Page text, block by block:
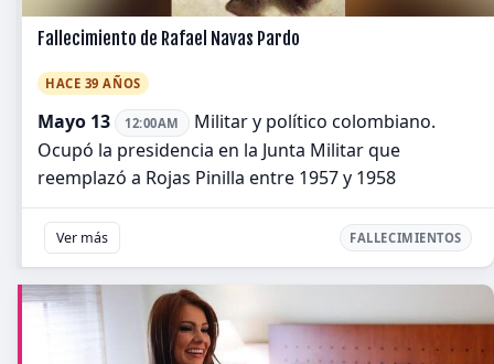
Fallecimiento de Rafael Navas Pardo
HACE 39 AÑOS
Mayo 13 12:00AM
Militar y político colombiano.
Ocupó la presidencia en la Junta Militar que
reemplazó a Rojas Pinilla entre 1957 y 1958
Ver más FALLECIMIENTOS